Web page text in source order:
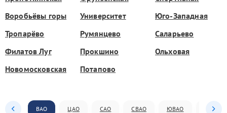
Воробьёвы горы
Университет
Юго-Западная
Тропарёво
Румянцево
Саларьево
Филатов Луг
Прокшино
Ольховая
Новомосковская
Потапово
ВАО ЦАО САО СВАО ЮВАО ЮАО